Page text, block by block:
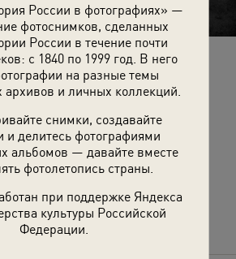
России в фотографиях» —
фотоснимков, сделанных
России в течение почти
с 1840 по 1999 год. В него
на разные темы
архивов и личных коллекций.
снимки, создавайте
и делитесь фотографиями
альбомов — давайте вместе
фотолетопись страны.
при поддержке Яндекса
культуры Российской
Федерации.
Яна в старой Риге
1963)
russiainphoto.ru
Карлова